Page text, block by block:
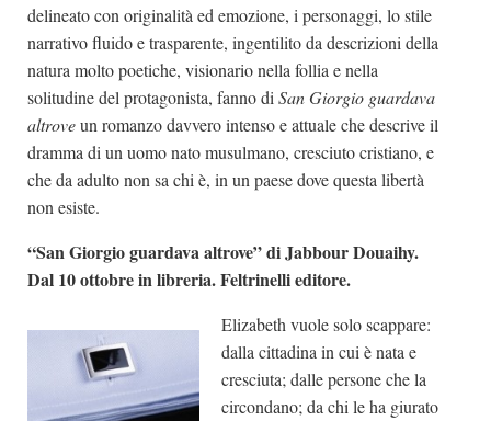
delineato con originalità ed emozione, i personaggi, lo stile
narrativo fluido e trasparente, ingentilito da descrizioni della
natura molto poetiche, visionario nella follia e nella
solitudine del protagonista, fanno di San Giorgio guardava
altroveun romanzo davvero intenso e attuale che descrive il
dramma di un uomo nato musulmano, cresciuto cristiano, e
che da adulto non sa chi è, in un paese dove questa libertà
non esiste.
“San Giorgio guardava altrove” di Jabbour Douaihy.
Dal 10 ottobre in libreria. Feltrinelli editore.
Elizabeth vuole solo scappare:
dalla cittadina in cui è nata e
cresciuta; dalle persone che la
circondano; da chi le ha giurato